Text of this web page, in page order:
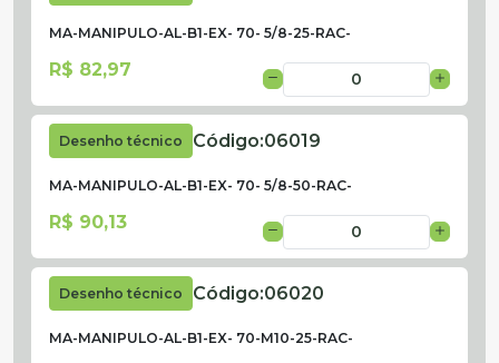
MA-MANIPULO-AL-B1-EX- 70- 5/8-25-RAC-
R$ 82,97
Desenho técnico Código:06019
MA-MANIPULO-AL-B1-EX- 70- 5/8-50-RAC-
R$ 90,13
Desenho técnico Código:06020
MA-MANIPULO-AL-B1-EX- 70-M10-25-RAC-